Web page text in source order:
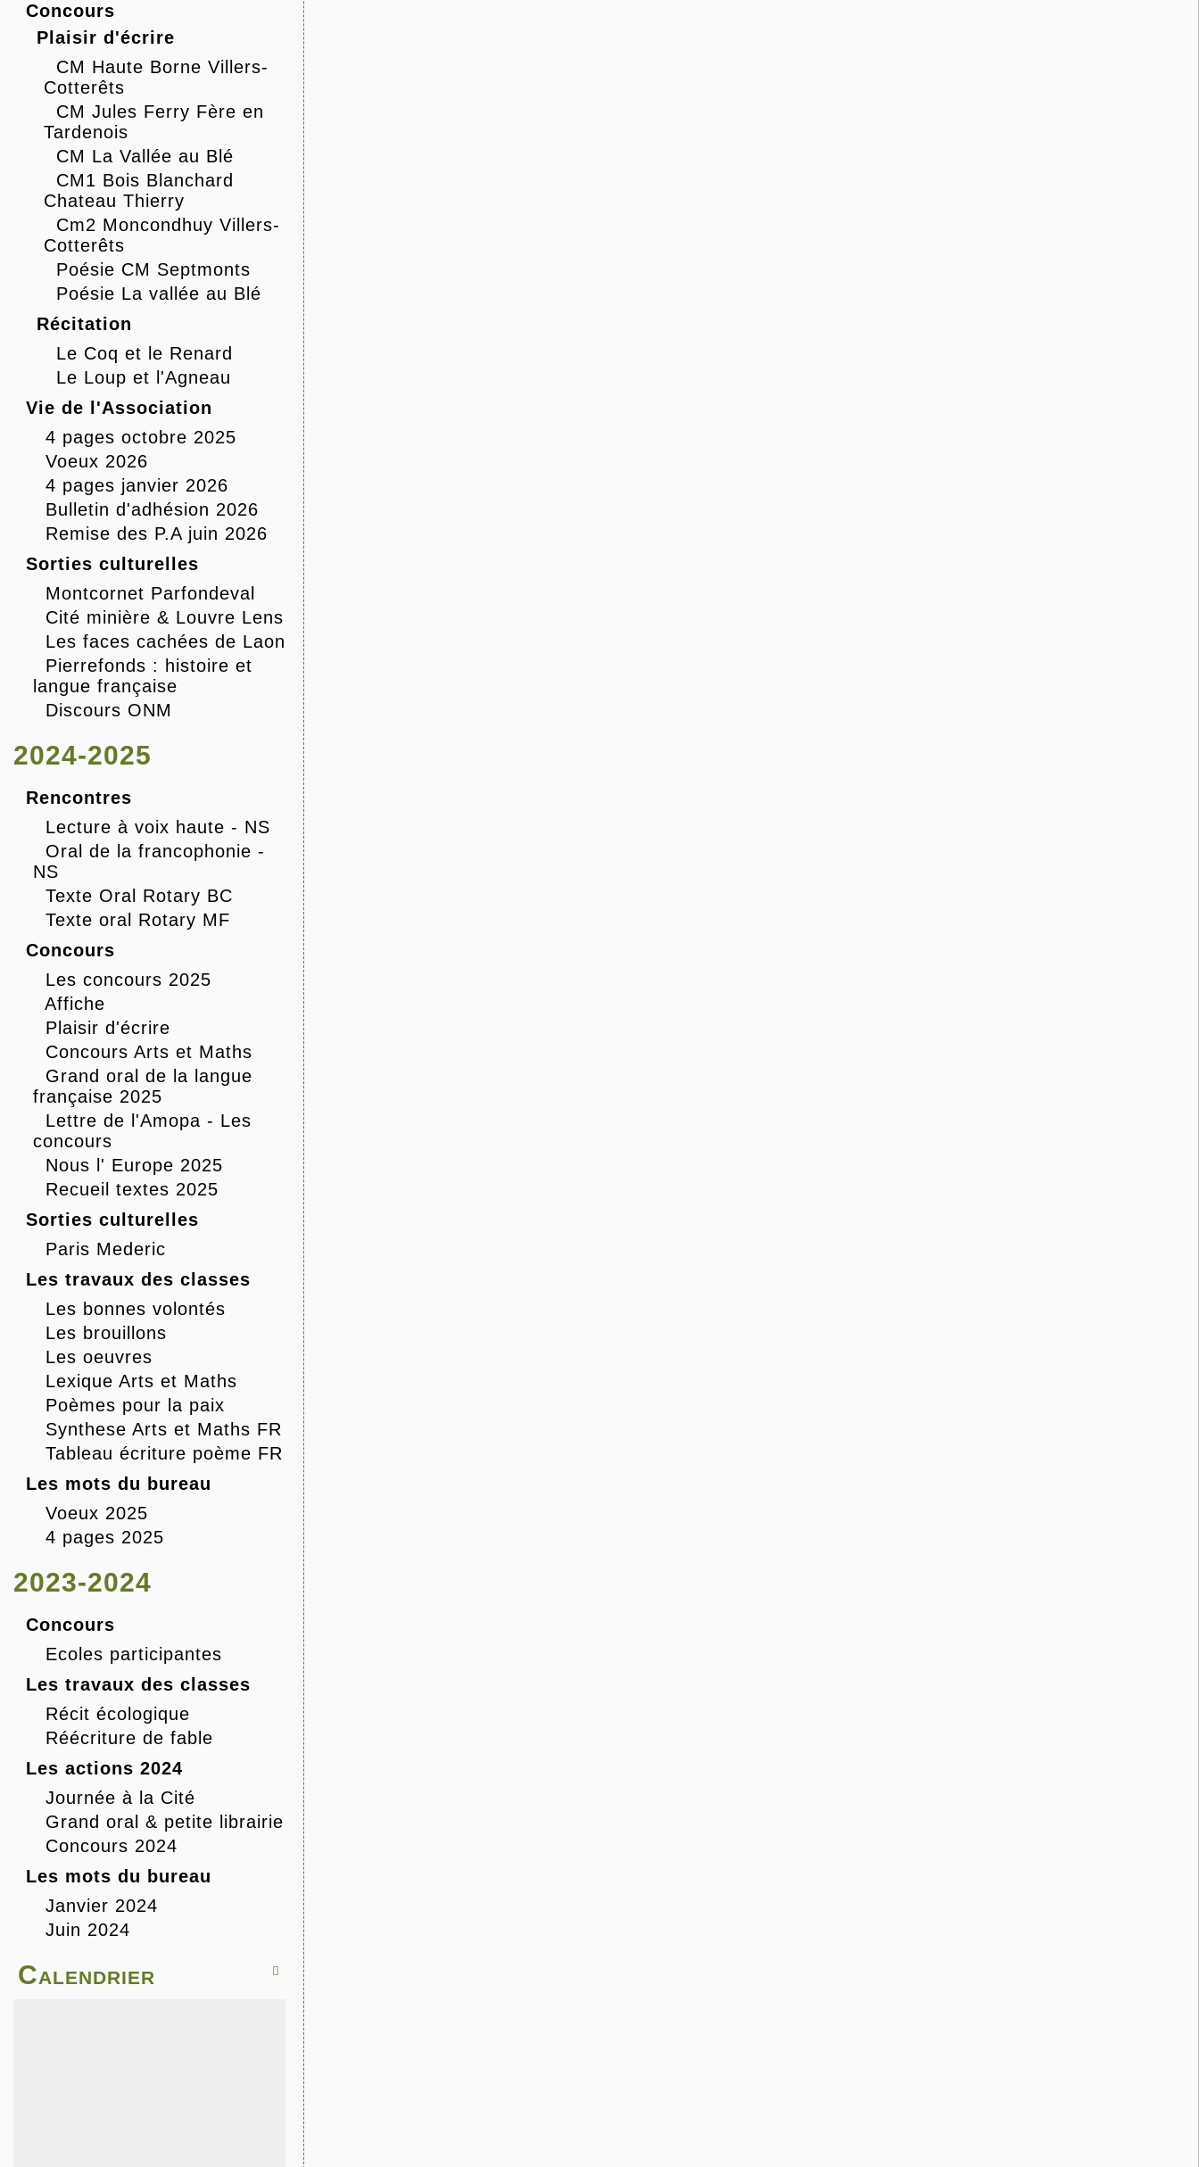
Concours
Plaisir d'écrire
CM Haute Borne Villers-
Cotterêts
CM Jules Ferry Fère en
Tardenois
CM La Vallée au Blé
CM1 Bois Blanchard
Chateau Thierry
Cm2 Moncondhuy Villers-
Cotterêts
Poésie CM Septmonts
Poésie La vallée au Blé
Récitation
Le Coq et le Renard
Le Loup et l'Agneau
Vie de l'Association
4 pages octobre 2025
Voeux 2026
4 pages janvier 2026
Bulletin d'adhésion 2026
Remise des P.A juin 2026
Sorties culturelles
Montcornet Parfondeval
Cité minière & Louvre Lens
Les faces cachées de Laon
Pierrefonds : histoire et
langue française
Discours ONM
2024-2025
Rencontres
Lecture à voix haute - NS
Oral de la francophonie -
NS
Texte Oral Rotary BC
Texte oral Rotary MF
Concours
Les concours 2025
Affiche
Plaisir d'écrire
Concours Arts et Maths
Grand oral de la langue
française 2025
Lettre de l'Amopa - Les
concours
Nous l' Europe 2025
Recueil textes 2025
Sorties culturelles
Paris Mederic
Les travaux des classes
Les bonnes volontés
Les brouillons
Les oeuvres
Lexique Arts et Maths
Poèmes pour la paix
Synthese Arts et Maths FR
Tableau écriture poème FR
Les mots du bureau
Voeux 2025
4 pages 2025
2023-2024
Concours
Ecoles participantes
Les travaux des classes
Récit écologique
Réécriture de fable
Les actions 2024
Journée à la Cité
Grand oral & petite librairie
Concours 2024
Les mots du bureau
Janvier 2024
Juin 2024

Calendrier